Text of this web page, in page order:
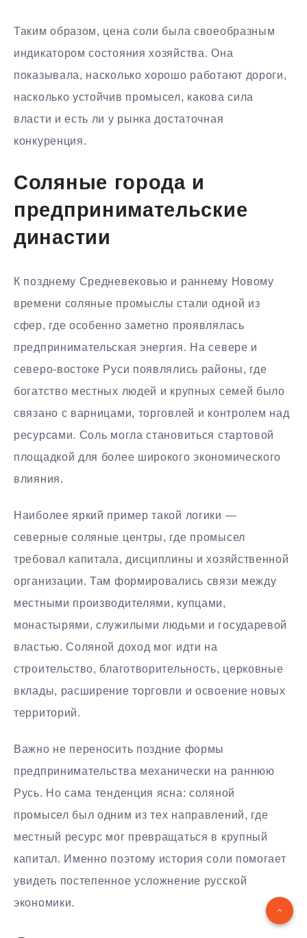
Таким образом, цена соли была своеобразным
индикатором состояния хозяйства. Она
показывала, насколько хорошо работают дороги,
насколько устойчив промысел, какова сила
власти и есть ли у рынка достаточная
конкуренция.
Соляные города и
предпринимательские
династии
К позднему Средневековью и раннему Новому
времени соляные промыслы стали одной из
сфер, где особенно заметно проявлялась
предпринимательская энергия. На севере и
северо-востоке Руси появлялись районы, где
богатство местных людей и крупных семей было
связано с варницами, торговлей и контролем над
ресурсами. Соль могла становиться стартовой
площадкой для более широкого экономического
влияния.
Наиболее яркий пример такой логики —
северные соляные центры, где промысел
требовал капитала, дисциплины и хозяйственной
организации. Там формировались связи между
местными производителями, купцами,
монастырями, служилыми людьми и государевой
властью. Соляной доход мог идти на
строительство, благотворительность, церковные
вклады, расширение торговли и освоение новых
территорий.
Важно не переносить поздние формы
предпринимательства механически на раннюю
Русь. Но сама тенденция ясна: соляной
промысел был одним из тех направлений, где
местный ресурс мог превращаться в крупный
капитал. Именно поэтому история соли помогает
увидеть постепенное усложнение русской
экономики.